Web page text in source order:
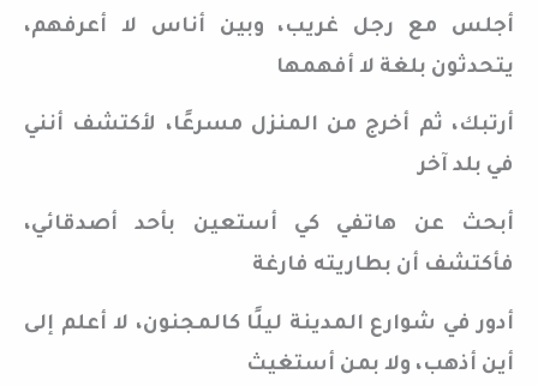
أجلس مع رجل غريب، وبين أناس لا أعرفهم،
يتحدثون بلغة لا أفهمها
أرتبك، ثم أخرج من المنزل مسرعًا، لأكتشف أنني
في بلد آخر
أبحث عن هاتفي كي أستعين بأحد أصدقائي،
فأكتشف أن بطاريته فارغة
أدور في شوارع المدينة ليلًا كالمجنون، لا أعلم إلى
أين أذهب، ولا بمن أستغيث